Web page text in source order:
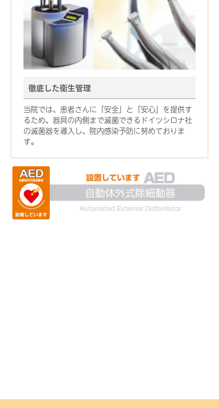
徹底した衛生管理
当院では、患者さんに「安全」と「安心」を提供す
るため、器具の内側まで滅菌できるドイツシロナ社
の滅菌器を導入し、院内感染予防に努めておりま
す。